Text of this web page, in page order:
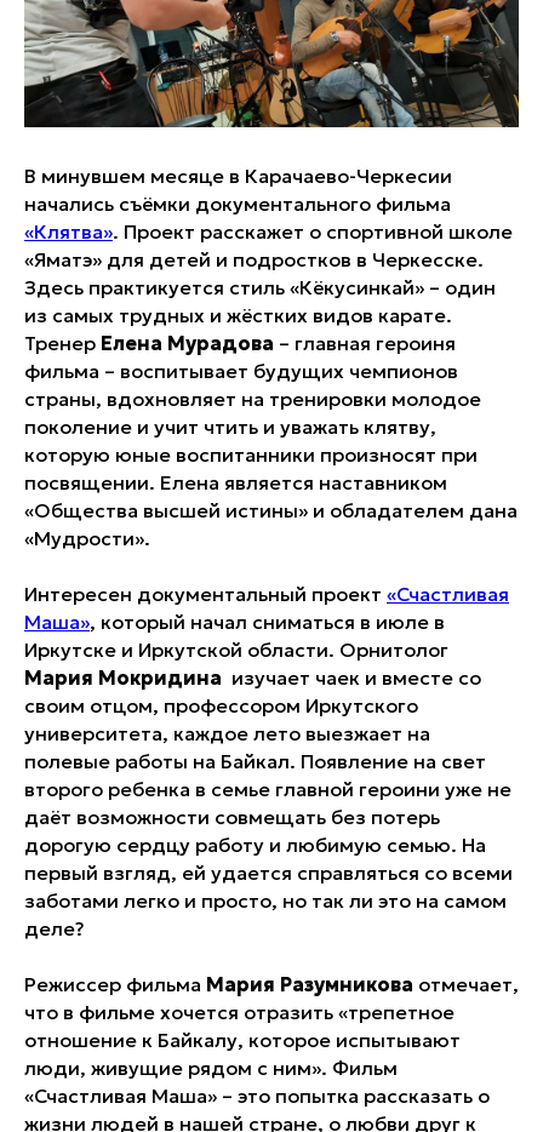
В минувшем месяце в Карачаево-Черкесии
начались съёмки документального фильма
«Клятва». Проект расскажет о спортивной школе
«Яматэ» для детей и подростков в Черкесске.
Здесь практикуется стиль «Кёкусинкай» – один
из самых трудных и жёстких видов карате.
Тренер Елена Мурадова – главная героиня
фильма – воспитывает будущих чемпионов
страны, вдохновляет на тренировки молодое
поколение и учит чтить и уважать клятву,
которую юные воспитанники произносят при
посвящении. Елена является наставником
«Общества высшей истины» и обладателем дана
«Мудрости».
Интересен документальный проект «Счастливая
Маша», который начал сниматься в июле в
Иркутске и Иркутской области. Орнитолог
Мария Мокридина изучает чаек и вместе со
своим отцом, профессором Иркутского
университета, каждое лето выезжает на
полевые работы на Байкал. Появление на свет
второго ребенка в семье главной героини уже не
даёт возможности совмещать без потерь
дорогую сердцу работу и любимую семью. На
первый взгляд, ей удается справляться со всеми
заботами легко и просто, но так ли это на самом
деле?
Режиссер фильма Мария Разумникова отмечает,
что в фильме хочется отразить «трепетное
отношение к Байкалу, которое испытывают
люди, живущие рядом с ним». Фильм
«Счастливая Маша» – это попытка рассказать о
жизни людей в нашей стране, о любви друг к